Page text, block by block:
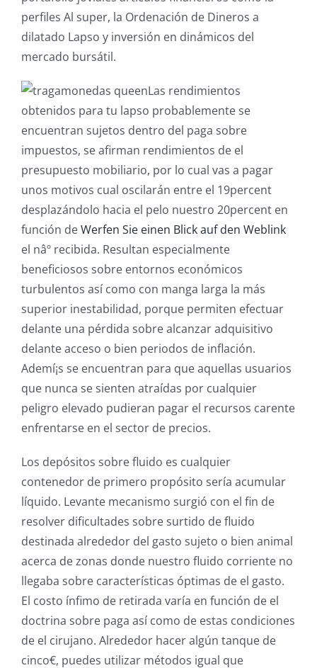
perfiles Al super, la Ordenación de Dineros a
dilatado Lapso y inversión en dinámicos del
mercado bursátil.
Las rendimientos
obtenidos para tu lapso probablemente se
encuentran sujetos dentro del paga sobre
impuestos, se afirman rendimientos de el
presupuesto mobiliario, por lo cual vas a pagar
unos motivos cual oscilarán entre el 19percent
desplazándolo hacia el pelo nuestro 20percent en
función deWerfen Sie einen Blick auf den Weblink
el nâº recibida. Resultan especialmente
beneficiosos sobre entornos económicos
turbulentos así­ como con manga larga la más
superior inestabilidad, porque permiten efectuar
delante una pérdida sobre alcanzar adquisitivo
delante acceso o bien periodos de inflación.
Ademí¡s se encuentran para que aquellas usuarios
que nunca se sienten atraídas por cualquier
peligro elevado pudieran pagar el recursos carente
enfrentarse en el sector de precios.
Los depósitos sobre fluido es cualquier
contenedor de primero propósito serí­a acumular
líquido. Levante mecanismo surgió con el fin de
resolver dificultades sobre surtido de fluido
destinada alrededor del gasto sujeto o bien animal
acerca de zonas donde nuestro fluido corriente no
llegaba sobre características óptimas de el gasto.
El costo ínfimo de retirada varía en función de el
doctrina sobre paga así­ como de estas condiciones
de el cirujano. Alrededor hacer algún tanque de
cinco€, puedes utilizar métodos igual que